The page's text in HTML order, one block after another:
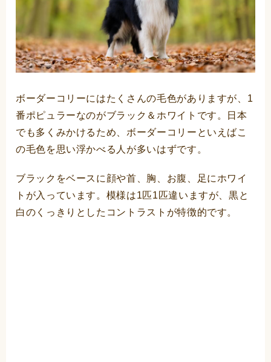
ボーダーコリーにはたくさんの毛色がありますが、1
番ポピュラーなのがブラック＆ホワイトです。日本
でも多くみかけるため、ボーダーコリーといえばこ
の毛色を思い浮かべる人が多いはずです。
ブラックをベースに顔や首、胸、お腹、足にホワイ
トが入っています。模様は1匹1匹違いますが、黒と
白のくっきりとしたコントラストが特徴的です。